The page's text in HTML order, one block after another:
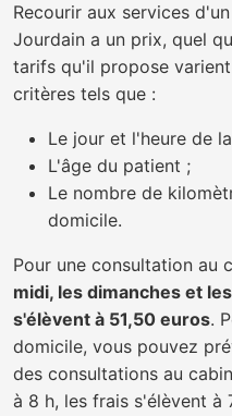
Recourir aux services
Jourdain a un prix, quel
tarifs qu'il propose
critères tels que :
Le jour et l'heure de
L'âge du patient ;
Le nombre de
domicile.
Pour une consultation au
midi, les dimanches et
s'élèvent à 51,50 euros.
domicile, vous pouvez
des consultations au
à 8 h, les frais s'élèvent à